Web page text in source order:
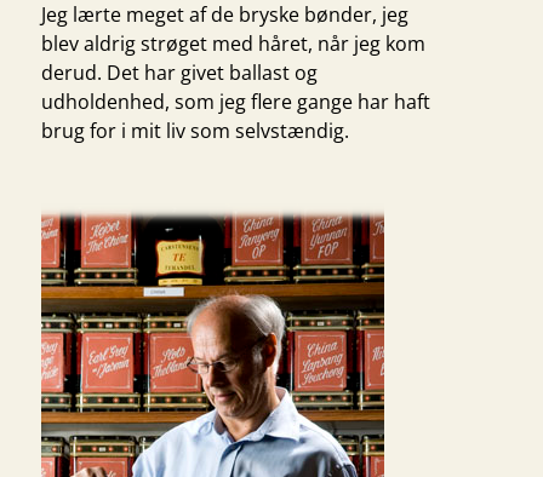
Jeg lærte meget af de bryske bønder, jeg
blev aldrig strøget med håret, når jeg kom
derud. Det har givet ballast og
udholdenhed, som jeg flere gange har haft
brug for i mit liv som selvstændig.